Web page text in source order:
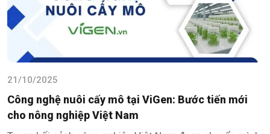
21/10/2025
Công nghệ nuôi cấy mô tại ViGen: Bước tiến mới
cho nông nghiệp Việt Nam